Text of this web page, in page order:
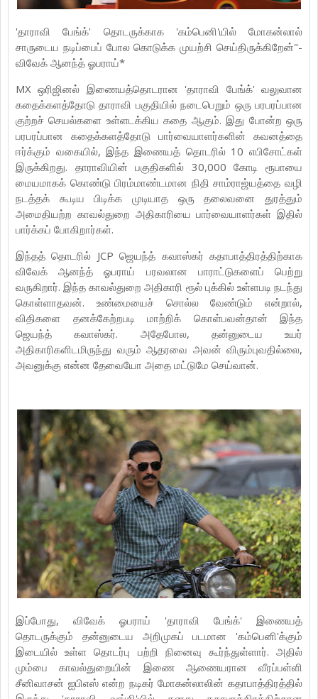
'தாராவி பேங்க்' தொடருக்காக 'கம்பெனி'யில் மோகன்லால்
சாருடைய நடிப்பைப் போல கொடுக்க முயற்சி செய்திருக்கிறேன்"-
விவேக் ஆனந்த் ஓபராய்*
MX ஒரிஜினல் இணையத்தொடரான 'தாராவி பேங்க்' வலுவான
கதைக்களத்தோடு தாராவி பகுதியில் நடைபெறும் ஒரு பரபரப்பான
குற்றச் செயல்களை உள்ளடக்கிய கதை ஆகும். இது போன்ற ஒரு
பரபரப்பான கதைக்களத்தோடு பார்வையாளர்களின் கவனத்தை
ஈர்க்கும் வகையில், இந்த இணையத் தொடரில் 10 எபிசோட்கள்
இருக்கிறது. தாராவியின் பகுதிகளில் 30,000 கோடி ரூபாயை
மையமாகக் கொண்டு பிரம்மாண்டமான நிதி சாம்ராஜ்யத்தை வழி
நடத்தக் கூடிய பிடிக்க முடியாத ஒரு தலைவனை துரத்தும்
அமைதியற்ற காவல்துறை அதிகாரியை பார்வையாளர்கள் இதில்
பார்க்கப் போகிறார்கள்.
இந்தத் தொடரில் JCP ஜெயந்த் கவாஸ்கர் கதாபாத்திரத்திற்காக
விவேக் ஆனந்த் ஓபராய் பரவலான பாராட்டுகளைப் பெற்று
வருகிறார். இந்த காவல்துறை அதிகாரி ரூல் புக்கில் உள்ளபடி நடந்து
கொள்ளாதவன். உண்மையைச் சொல்ல வேண்டும் என்றால்,
விதிகளை தனக்கேற்றபடி மாற்றிக் கொள்பவன்தான் இந்த
ஜெயந்த் கவாஸ்கர். அதேபோல, தன்னுடைய உயர்
அதிகாரிகளிடமிருந்து வரும் ஆதரவை அவன் விரும்புவதில்லை,
அவனுக்கு என்ன தேவையோ அதை மட்டுமே செய்வான்.
இப்போது, விவேக் ஓபராய் 'தாராவி பேங்க்' இணையத்
தொடருக்கும் தன்னுடைய அறிமுகப் படமான 'கம்பெனி'க்கும்
இடையில் உள்ள தொடர்பு பற்றி நினைவு கூர்ந்துள்ளார். அதில்
மும்பை காவல்துறையின் இணை ஆணையரான வீரப்பள்ளி
சீனிவாசன் ஐபிஎஸ் என்ற நடிகர் மோகன்லாலின் கதாபாத்திரத்தில்